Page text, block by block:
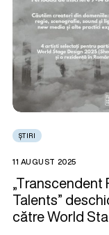
ȘTIRI
11 AUGUST 2025
„Transcendent
Talents”
către World